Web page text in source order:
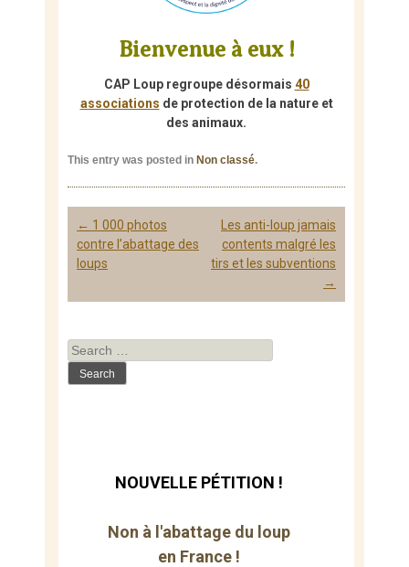
Bienvenue à eux !
CAP Loup regroupe désormais 40
associations de protection de la nature et
des animaux.
This entry was posted in Non classé.
Post
navigation
← 1 000 photos
contre l’abattage des
loups
Les anti-loup jamais
contents malgré les
tirs et les subventions
→
Search
for:
NOUVELLE PÉTITION !
Non à l'abattage du loup
en France !